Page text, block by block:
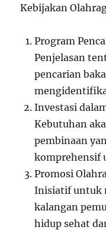
Kebijakan
Program
Penjelasan
pencarian
Investasi
Kebutuhan
pembinaan
komprehensif
Promosi
Inisiatif untuk
kalangan
hidup sehat